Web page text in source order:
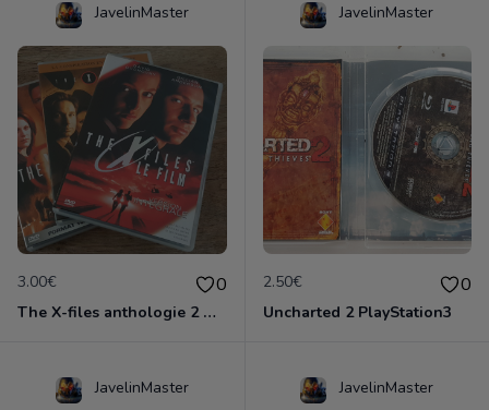
JavelinMaster
3.00€ 0
The X-files anthologie 2 DVD
JavelinMaster
2.50€ 0
Uncharted 2 PlayStation3
JavelinMaster JavelinMaster